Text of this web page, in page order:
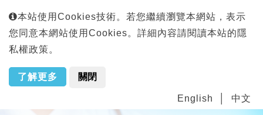
本站使用Cookies技術。若您繼續瀏覽本網站，表示
您同意本網站使用Cookies。詳細內容請閱讀本站的隱
私權政策。
了解更多 關閉
English 中文